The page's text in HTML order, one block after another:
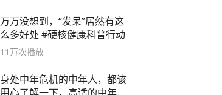
万万没想到，“发呆”居然有这
么多好处 #硬核健康科普行动
11万次播放
身处中年危机的中年人，都该